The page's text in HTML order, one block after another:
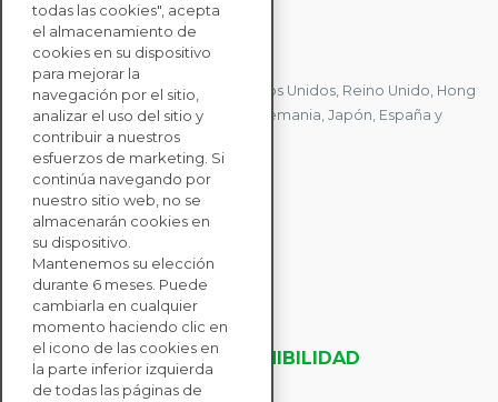
CONTACTE CON NOSOTROS
Tenemos oficinas en Francia, Estados Unidos, Reino Unido, Hong
Kong, Mauricio, Polonia, Canadá, Alemania, Japón, España y
Singapur.
CONTACTE CON
NOSOTROS
SOLUCIONES
PARA EMPRESAS
EVALUACIONES DE SOSTENIBILIDAD
RECURSOS
todas las cookies", acepta
el almacenamiento de
cookies en su dispositivo
para mejorar la
navegación por el sitio,
analizar el uso del sitio y
contribuir a nuestros
esfuerzos de marketing. Si
continúa navegando por
nuestro sitio web, no se
almacenarán cookies en
su dispositivo.
Mantenemos su elección
durante 6 meses. Puede
cambiarla en cualquier
momento haciendo clic en
el icono de las cookies en
la parte inferior izquierda
de todas las páginas de